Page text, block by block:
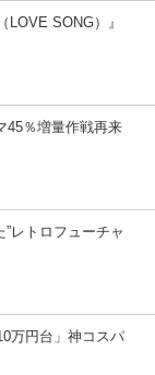
LOVE SONG）』
45％増量作戦再来
レトロフューチャ
万円台」神コスパ